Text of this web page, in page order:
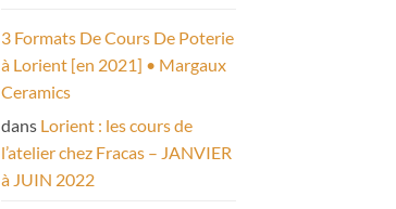
3 Formats De Cours De Poterie
à Lorient [en 2021] • Margaux
Ceramics
dans Lorient : les cours de
l’atelier chez Fracas – JANVIER
à JUIN 2022